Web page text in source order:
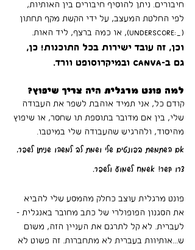
חיבורים. ניתן להוסיף חיבורים בין האותיות,
לפי החלטת המעצב, על ידי הקשת מקף תחתון
(_:underscore), או כמה ברצף, ליד האות.
וכן, זה עובד ישירות בכל התוכנות! כן,
גם ב-CANVA ובמיקרוסופט וורד.
למה פונט מרגלית היה צריך שיפוץ?
קודם כל, אני תמיד אוהבת לשפר את העבודה
שלי, בין אם מדובר בתוספת תו שחסר, או שיפוץ
מהיסוד, ולהרגיש שהעבודה שלי במיטבו.
אם השתמשת בפונטים שלי ושמת לב למשהו שניתן לשפר,
צרו קשר! אשמח לשמוע ולשפר.
פונט מרגלית עוצב כחלק מהמסע שלי להביא
את הסגנון הפופולרי של כתב מחובר באנגלית -
לעברית. לא קל לתרגם את העניין הזה, משום
ש...אותיוות בעברית לא מתחברות. זה פשוט לא